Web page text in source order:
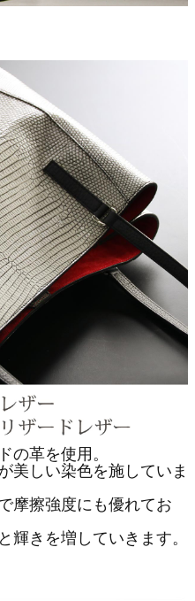
の革を使用。
美しい染色を施していま
摩擦強度にも優れてお
輝きを増していきます。